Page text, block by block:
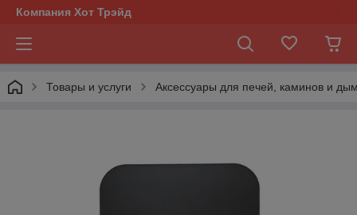
Компания Хот Трэйд
Товары и услуги Аксессуары для печей, каминов и